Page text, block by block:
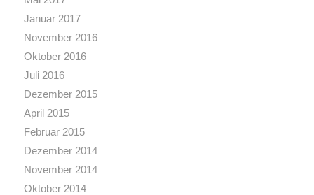
Januar 2017
November 2016
Oktober 2016
Juli 2016
Dezember 2015
April 2015
Februar 2015
Dezember 2014
November 2014
Oktober 2014